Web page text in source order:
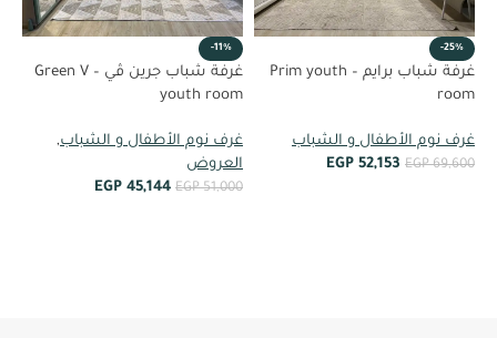
-25%
غرفة شباب برايم – Prim youth
room
غرف نوم الأطفال و الشباب
EGP69,600
EGP 52,153
-11%
غرفة شباب جرين ڤي – Green V
youth room
غرف نوم الأطفال و الشباب,
العروض
EGP51,000
EGP 45,144